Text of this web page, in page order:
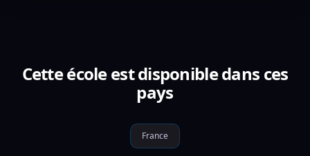
Cette école est disponible dans ces
pays
France